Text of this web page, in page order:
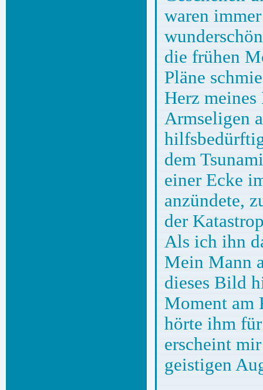
waren
die frühen
Pläne
Herz
Armseligen
dem
einer Ecke
anzündete,
der
Als ich ihn
Mein Mann
dieses Bild
Moment am
hörte ihm
erscheint
geistigen